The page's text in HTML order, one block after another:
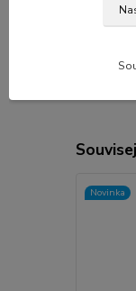
Novinka